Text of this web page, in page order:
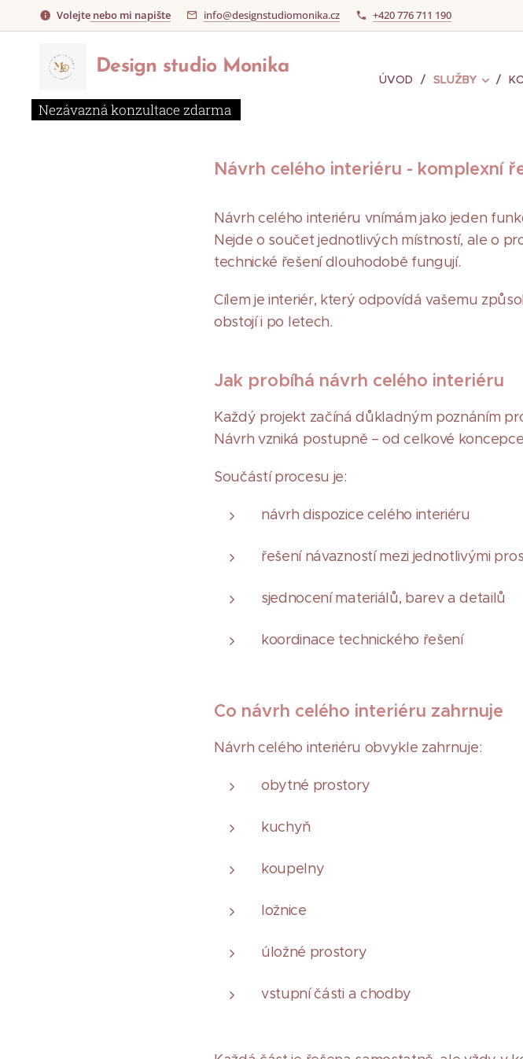
Volejte nebo mi napište info@designstudiomonika.cz +420 776 711 190
Design studio Monika
Nezávazná konzultace zdarma
ÚVOD SLUŽBY
Návrh celého interiéru - komplexní
Návrh celého interiéru vnímám jako jeden
Nejde o součet jednotlivých místností, ale o
technické řešení dlouhodobě fungují.
Cílem je interiér, který odpovídá vašemu
obstojí i po letech.
Jak probíhá návrh celého interiéru
Každý projekt začíná důkladným poznáním
Návrh vzniká postupně – od celkové
Součástí procesu je:
návrh dispozice celého interiéru
řešení návazností mezi jednotlivými
sjednocení materiálů, barev a detailů
koordinace technického řešení
Co návrh celého interiéru zahrnuje
Návrh celého interiéru obvykle zahrnuje:
obytné prostory
kuchyň
koupelny
ložnice
úložné prostory
vstupní části a chodby